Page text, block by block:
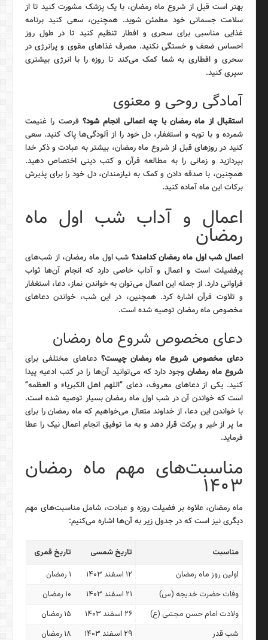
بهتر است قبل از شروع ماه رمضان، با یک پزشک مشورت کنید تا از
سلامت جسمانی خود مطمئن شوید. همچنین، سعی کنید برنامه
غذایی مناسبی برای سحری و افطار تنظیم کنید تا در طول روز
احساس ضعف و خستگی نکنید. مصرف غذاهای مقوی و پرانرژی در
سحری و افطاری به شما کمک می‌کند تا روزه را با انرژی بیشتری
سپری کنید.
آمادگی روحی و معنوی
استقبال از ماه رمضان با چه اعمالی انجام شود؟فرصت را غنیمت
شمرده و با توبه و استغفار، دل خود را از آلودگی‌ها پاک کنید. سعی
کنید در روزهای قبل از شروع ماه رمضان، بیشتر به عبادت و ذکر خدا
بپردازید و زمانی را به مطالعه قرآن و کتب دینی اختصاص دهید.
همچنین، با صدقه دادن و کمک به نیازمندان، دل خود را برای پذیرش
برکات این ماه آماده کنید.
اعمال و آداب شب اول ماه
رمضان
اعمال شب اول ماه رمضان کدامند؟ شب اول ماه رمضان، از شب‌های
پرفضیلت است و اعمال و آداب خاصی دارد که انجام آن‌ها ثواب
فراوانی دارد. از جمله این اعمال می‌توان به خواندن نماز، دعا، استغفار
و تلاوت قرآن اشاره کرد. همچنین، در این شب، خواندن دعاهای
مخصوص ماه رمضان توصیه شده است.
دعای مخصوص شروع ماه رمضان
دعای مخصوص شروع ماه رمضان چیست؟ دعاهای مختلفی برای
شروع ماه رمضانوجود دارد که می‌توانید آن‌ها را در کتب ادعیه پیدا
کنید. یکی از دعاهای معروف، دعای “اللهم اهل الکبریاء و العظمه”
است که خواندن آن در شب اول ماه رمضان بسیار توصیه شده است.
با خواندن این دعا، از خداوند متعال می‌خواهیم که ماه رمضان را برای
ما پر از خیر و برکت قرار دهد و به ما توفیق انجام اعمال نیک را عطا
فرماید.
مناسبت‌های مهم ماه رمضان
۱۴۰۳
ماه رمضان، علاوه بر فضیلت روزه و عبادت، شامل مناسبت‌های مهم
دیگری نیز است که در جدول زیر به آن‌ها اشاره می‌کنیم:
مناسبت تاریخ شمسی
تاریخ قمری
اولین روز ماه رمضان
۱۲ اسفند ۱۴۰۳
۱ رمضان
وفات حضرت خدیجه (س)
۲۱ اسفند ۱۴۰۳
۱۰ رمضان
ولادت امام حسن مجتبی (ع)
۲۶ اسفند ۱۴۰۳
۱۵ رمضان
شب قدر
۲۹ اسفند ۱۴۰۳ ۱۸ رمضان